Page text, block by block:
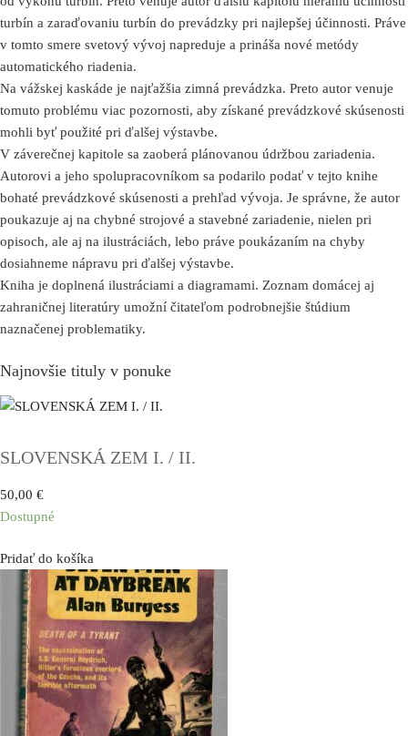
turbín a zaraďovaniu turbín do prevádzky pri najlepšej účinnosti. Práve
v tomto smere svetový vývoj napreduje a prináša nové metódy
automatického riadenia.
Na vážskej kaskáde je najťažšia zimná prevádzka. Preto autor venuje
tomuto problému viac pozornosti, aby získané prevádzkové skúsenosti
mohli byť použité pri ďalšej výstavbe.
V záverečnej kapitole sa zaoberá plánovanou údržbou zariadenia.
Autorovi a jeho spolupracovníkom sa podarilo podať v tejto knihe
bohaté prevádzkové skúsenosti a prehľad vývoja. Je správne, že autor
poukazuje aj na chybné strojové a stavebné zariadenie, nielen pri
opisoch, ale aj na ilustráciách, lebo práve poukázaním na chyby
dosiahneme nápravu pri ďalšej výstavbe.
Kniha je doplnená ilustráciami a diagramami. Zoznam domácej aj
zahraničnej literatúry umožní čitateľom podrobnejšie štúdium
naznačenej problematiky.
Najnovšie tituly v ponuke
SLOVENSKÁ ZEM I. / II.
50,00 €
Dostupné
Pridať do košíka